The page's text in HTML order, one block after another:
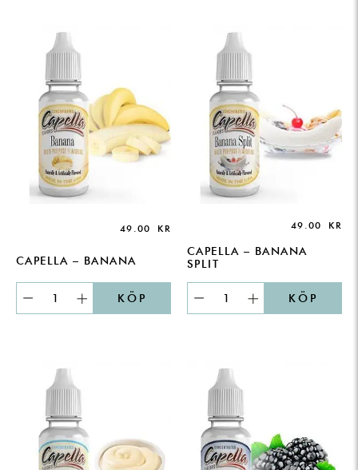
49.00 KR
CAPELLA – BANANA
KÖP
49.00 KR
CAPELLA – BANANA
SPLIT
KÖP